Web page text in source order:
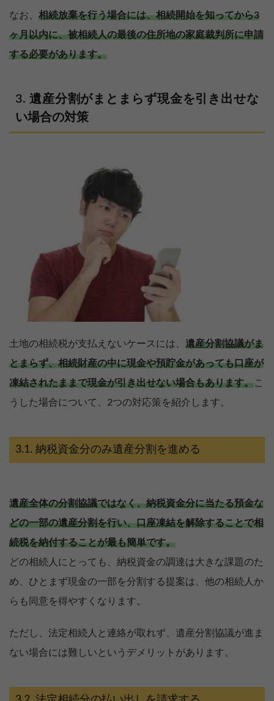
なお、 相続放棄を行う場合には、相続開始を知ってから3
ヶ月以内に、被相続人の最後の住所地の家庭裁判所に申請
する必要があります。
遺産分割がまとまらず現金を引き出せな
い場合の対策
土地の相続税が支払えないケースには、 遺産分割協議がま
とまらず、相続財産の中に現金や預貯金があっても口座が
凍結されたままで現金が引き出せない場合もあります。こ
うした場合について、2つの対応策を紹介します。
納税資金分のみ遺産分割を進める
遺産全体の分割協議ではなく、納税資金分に当たる預金な
どの一部の遺産分割を行い、口座凍結を解除することで相
続税を納付することが最も簡単です。
どの相続人にとっても、納税資金の調達は大きな課題のた
め、ひとまず現金の一部を分割する提案は、他の相続人か
らも同意を得やすくなります。
ただし、法定相続人と連絡が取れず、遺産分割協議が進ま
ない場合には難しいというデメリットがあります。